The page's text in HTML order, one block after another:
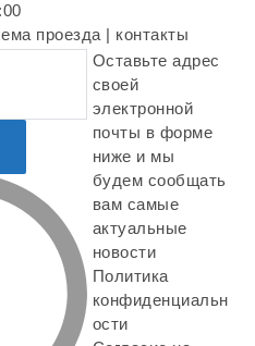
проезда | контакты
Оставьте адрес
своей
электронной
почты в форме
ниже и мы
будем сообщать
вам самые
актуальные
новости
Политика
конфиденциальн
ости